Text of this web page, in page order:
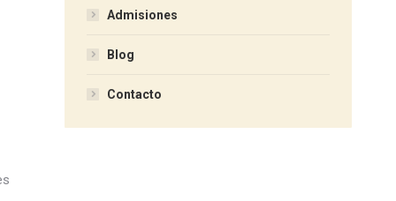
Admisiones
Blog
Contacto